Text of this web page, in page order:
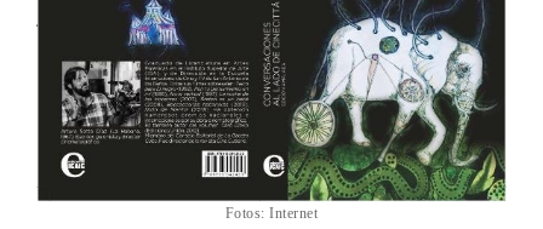
Fotos: Internet